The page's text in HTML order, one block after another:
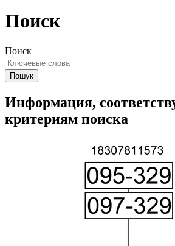
Поиск
Поиск
Информация,
критериям поиска